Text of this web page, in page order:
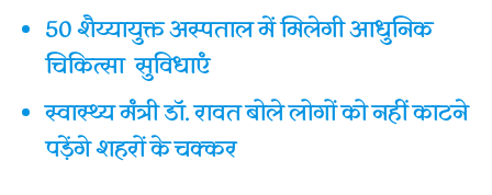
50 शैय्यायुक्त अस्पताल में मिलेगी आधुनिक
चिकित्सा सुविधाएं
स्वास्थ्य मंत्री डॉ. रावत बोले लोगों को नहीं काटने
पड़ेंगे शहरों के चक्कर